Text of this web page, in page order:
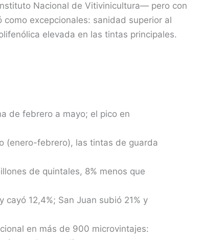
Nacional de Vitivinicultura— pero con
excepcionales: sanidad superior al
elevada en las tintas principales.
de febrero a mayo; el pico en
(enero-febrero), las tintas de guarda
de quintales, 8% menos que
12,4%; San Juan subió 21% y
en más de 900 microvintajes: